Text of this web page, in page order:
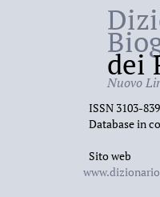
dei
Nuovo
ISSN 3103-
Database in
Sito web